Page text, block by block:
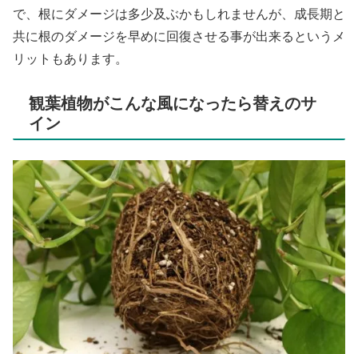
で、根にダメージは多少及ぶかもしれませんが、成長期と
共に根のダメージを早めに回復させる事が出来るというメ
リットもあります。
観葉植物がこんな風になったら替えのサ
イン